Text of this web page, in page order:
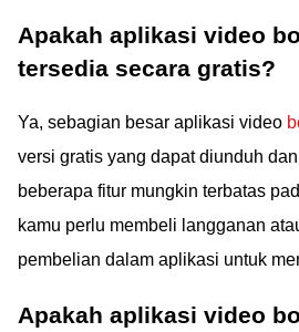
Apakah aplikasi video
tersedia secara gratis?
Ya, sebagian besar aplikasi video
versi gratis yang dapat diunduh
beberapa fitur mungkin terbatas
kamu perlu membeli langganan
pembelian dalam aplikasi untuk
Apakah aplikasi video